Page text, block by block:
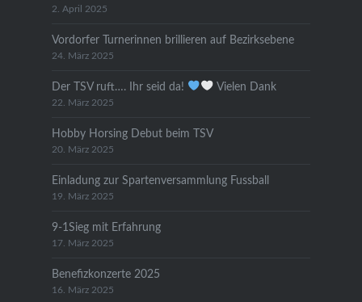
2. April 2025
Vordorfer Turnerinnen brillieren auf Bezirksebene
24. März 2025
Der TSV ruft…. Ihr seid da! Vielen Dank
22. März 2025
Hobby Horsing Debut beim TSV
20. März 2025
Einladung zur Spartenversammlung Fussball
19. März 2025
9-1Sieg mit Erfahrung
17. März 2025
Benefizkonzerte 2025
16. März 2025